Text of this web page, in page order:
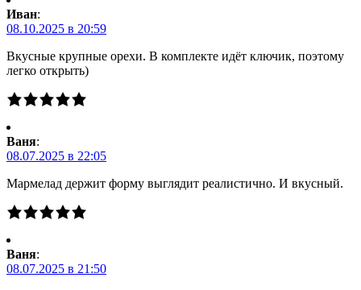
Иван:
08.10.2025 в 20:59
Вкусные крупные орехи. В комплекте идёт ключик, поэтому
легко открыть)
Ваня:
08.07.2025 в 22:05
Мармелад держит форму выглядит реалистично. И вкусный.
Ваня:
08.07.2025 в 21:50